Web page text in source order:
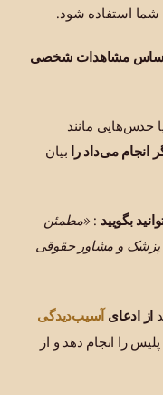
استفاده شود.
اساس مشاهدات شخصی
حدس‌هایی مانند
انجام می‌داد را
بیان
بگویید : «مطمئن
پزشک و مشاور حقوقی
از ادعای آسیب‌دیدگی
را انجام دهد و از